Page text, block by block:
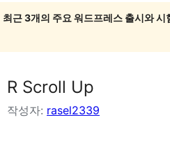
최근 3개의 주요 워드프레스 출시와 시
R Scroll Up
작성자: rasel2339